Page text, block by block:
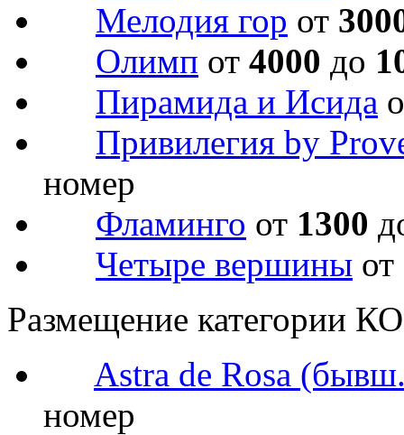
Мелодия гор от
Олимп от 4000 до
Пирамида и Исида
Привилегия by
номер
Фламинго от 1300
Четыре вершины от
Размещение категории
Astra de Rosa
номер